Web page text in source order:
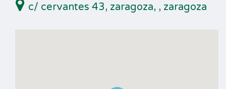
c/ cervantes 43, zaragoza, , zaragoza